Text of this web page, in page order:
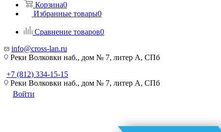
Корзина0
Избранные товары0
Сравнение товаров0
info@cross-lan.ru
Реки Волковки наб., дом № 7, литер А, СПб
+7 (812) 334-15-15
Реки Волковки наб., дом № 7, литер А, СПб
Войти